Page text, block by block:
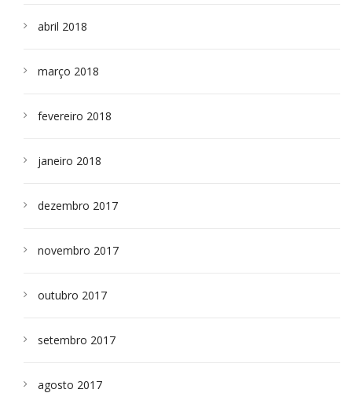
abril 2018
março 2018
fevereiro 2018
janeiro 2018
dezembro 2017
novembro 2017
outubro 2017
setembro 2017
agosto 2017